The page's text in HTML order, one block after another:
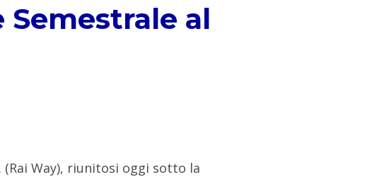
al
(Rai Way), riunitosi oggi sotto la